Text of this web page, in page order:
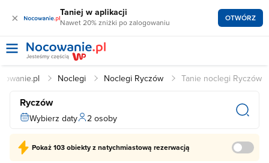
× Taniej w aplikacji
Nawet 20% zniżki po zalogowaniu OTWÓRZ
Noclegi Noclegi Ryczów Tanie noclegi Ryczów
Ryczów
Wybierz daty 2 osoby
Pokaż103 obiektyz natychmiastową rezerwacją